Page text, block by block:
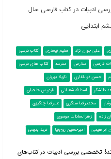
ادبیات در کتاب فارسی سال
ابتدایی
علی جوان نژاد سلیم نیساری
کتاب درسی
فارسی مدارس مدرسه
کتاب های درسی
حسن ذوالفقاری
نازیلا بهروان
دانشگر اسدالله شعبانی
فردوس حاجیان
محمّدرضا سنگری
علیرضا چنگیزی
زاده
زهراالسادات موسوی
ابراهیمی امیرحسین روح‌نیا فرید بدیعی
تخصصی بررسی ادبیات در کتاب‌‌های